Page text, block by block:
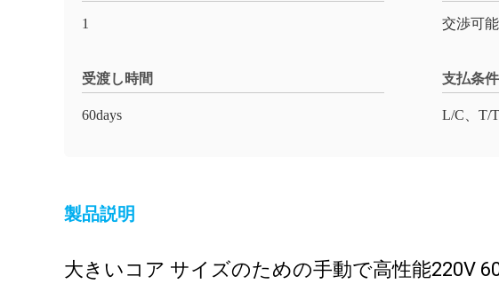
1 交渉可能
受渡し時間
60days
支払条件
L/C、T/T
製品説明
大きいコア サイズのための手動で高性能220V